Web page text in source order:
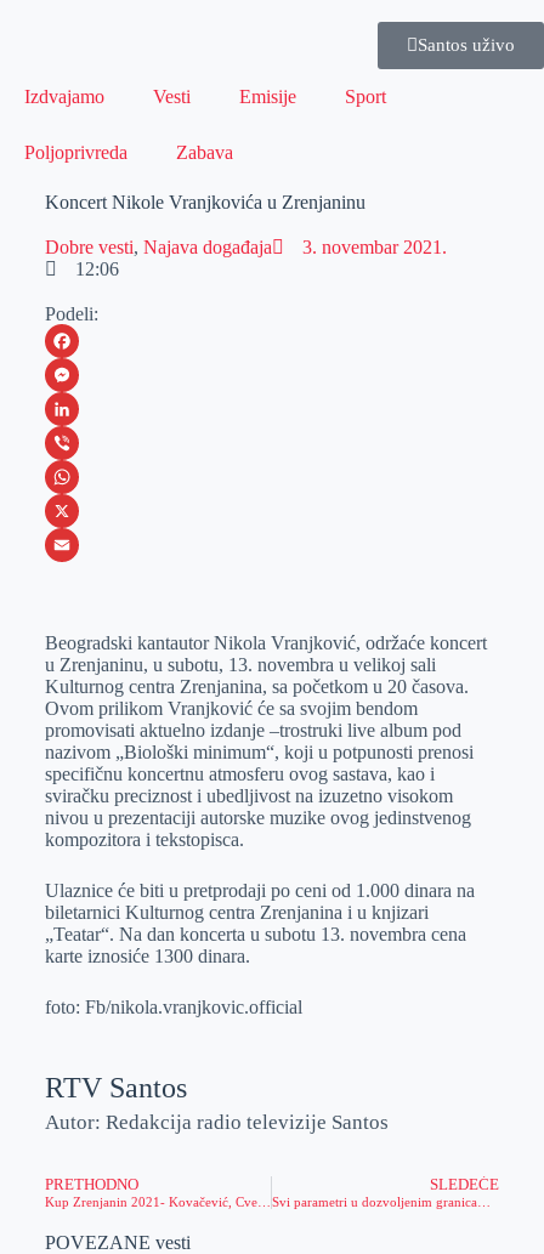
Santos uživo
Izdvajamo Vesti Emisije Sport
Poljoprivreda Zabava
Koncert Nikole Vranjkovića u Zrenjaninu
Dobre vesti, Najava događaja
3. novembar 2021.
12:06
Podeli:
F
a
c
e
b
o
M
e
s
s
e
e
r
L
i
n
k
I
n
V
i
b
W
h
s
A
p
p
X
a
i
l
Beogradski kantautor Nikola Vranjković, održaće koncert
u Zrenjaninu, u subotu, 13. novembra u velikoj sali
Kulturnog centra Zrenjanina, sa početkom u 20 časova.
Ovom prilikom Vranjković će sa svojim bendom
promovisati aktuelno izdanje –trostruki live album pod
nazivom „Biološki minimum“, koji u potpunosti prenosi
specifičnu koncertnu atmosferu ovog sastava, kao i
sviračku preciznost i ubedljivost na izuzetno visokom
nivou u prezentaciji autorske muzike ovog jedinstvenog
kompozitora i tekstopisca.
Ulaznice će biti u pretprodaji po ceni od 1.000 dinara na
biletarnici Kulturnog centra Zrenjanina i u knjizari
„Teatar“. Na dan koncerta u subotu 13. novembra cena
karte iznosiće 1300 dinara.
foto: Fb/nikola.vranjkovic.official
RTV Santos
Autor: Redakcija radio televizije Santos
PRETHODNO
Kup Zrenjanin 2021- Kovačević, Cvetkov i Stojanov 9 rekorda Srbije
SLEDEĆE
POVEZANE vesti